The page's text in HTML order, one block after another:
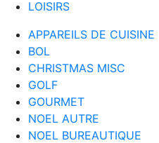
LOISIRS
APPAREILS DE CUISINE
BOL
CHRISTMAS MISC
GOLF
GOURMET
NOEL AUTRE
NOEL BUREAUTIQUE